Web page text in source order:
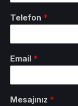
Telefon *
Email *
Mesajınız *